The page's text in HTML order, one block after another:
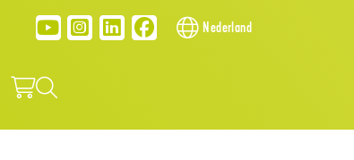
Nederland